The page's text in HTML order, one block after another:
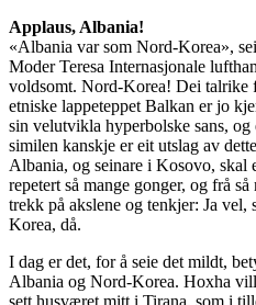
Applaus, Albania!
«Albania var som Nord-Korea»,
Moder Teresa Internasjonale
voldsomt. Nord-Korea! Dei talrike
etniske lappeteppet Balkan er jo
sin velutvikla hyperbolske sans,
similen kanskje er eit utslag av
Albania, og seinare i Kosovo, skal
repetert så mange gonger, og frå
trekk på akslene og tenkjer: Ja
Korea, då.
I dag er det, for å seie det mildt,
Albania og Nord-Korea. Hoxha
sett husværet mitt i Tirana, som i